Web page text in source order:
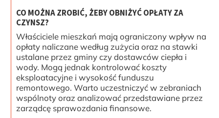
CO MOŻNA ZROBIĆ, ŻEBY OBNIŻYĆ OPŁATY ZA
CZYNSZ?
Właściciele mieszkań mają ograniczony wpływ na
opłaty naliczane według zużycia oraz na stawki
ustalane przez gminy czy dostawców ciepła i
wody. Mogą jednak kontrolować koszty
eksploatacyjne i wysokość funduszu
remontowego. Warto uczestniczyć w zebraniach
wspólnoty oraz analizować przedstawiane przez
zarządcę sprawozdania finansowe.